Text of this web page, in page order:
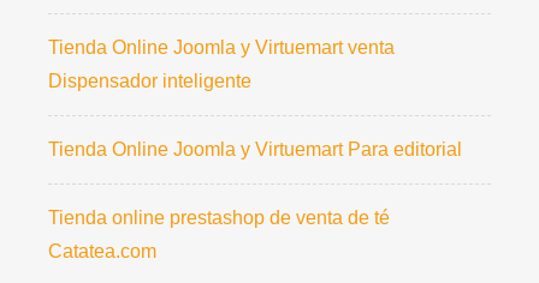
Tienda Online Joomla y Virtuemart venta
Dispensador inteligente
Tienda Online Joomla y Virtuemart Para editorial
Tienda online prestashop de venta de té
Catatea.com